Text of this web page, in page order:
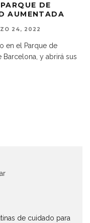
DE
AUMENTADA
24, 2022
en el Parque de
y abrirá sus
de cuidado para